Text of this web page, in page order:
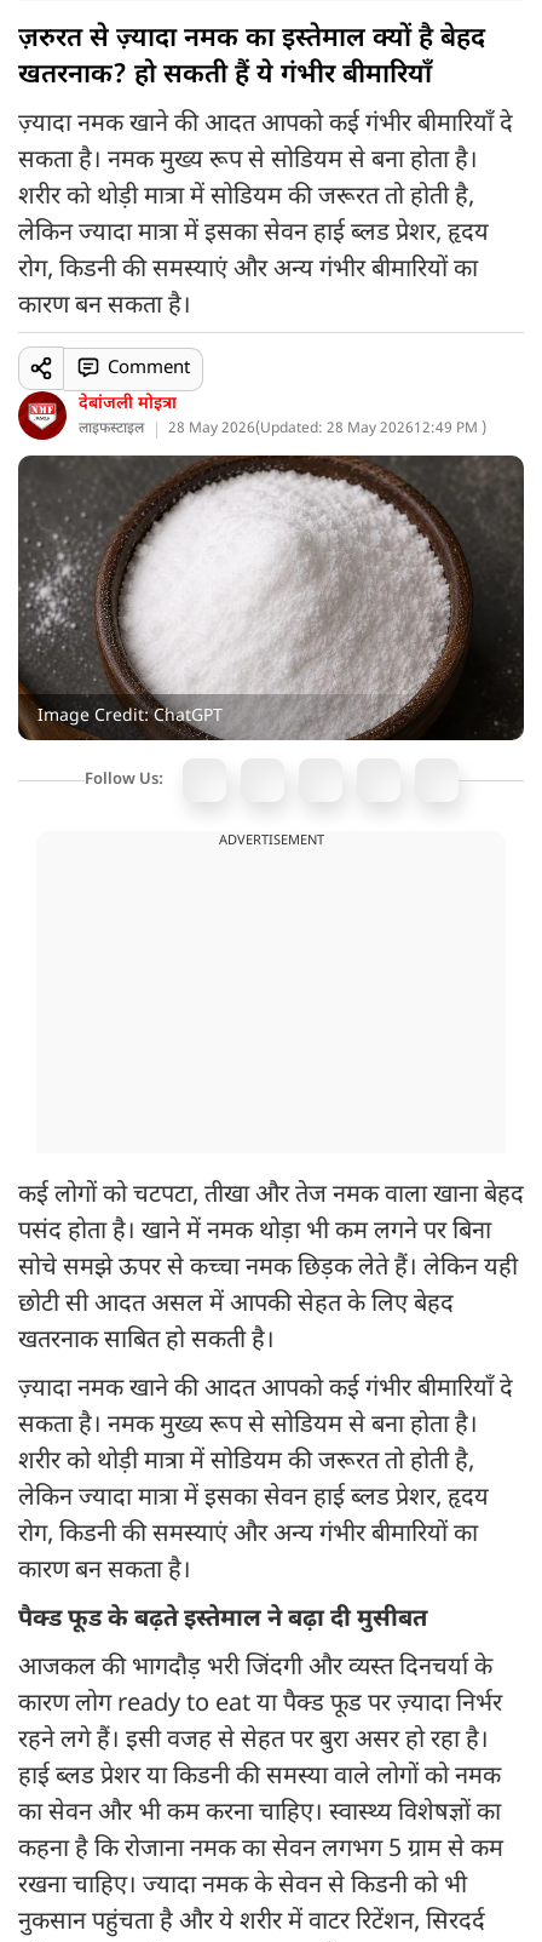
ज़रुरत से ज़्यादा नमक का इस्तेमाल क्यों है बेहद
खतरनाक? हो सकती हैं ये गंभीर बीमारियाँ
ज़्यादा नमक खाने की आदत आपको कई गंभीर बीमारियाँ दे
सकता है। नमक मुख्य रूप से सोडियम से बना होता है।
शरीर को थोड़ी मात्रा में सोडियम की जरूरत तो होती है,
लेकिन ज्यादा मात्रा में इसका सेवन हाई ब्लड प्रेशर, हृदय
रोग, किडनी की समस्याएं और अन्य गंभीर बीमारियों का
कारण बन सकता है।
देबांजली मोइत्रा
लाइफस्टाइल 28 May 2026(Updated: 28 May 202612:49 PM )
Comment
Image Credit: ChatGPT
Follow Us:
ADVERTISEMENT
कई लोगों को चटपटा, तीखा और तेज नमक वाला खाना बेहद
पसंद होता है। खाने में नमक थोड़ा भी कम लगने पर बिना
सोचे समझे ऊपर से कच्चा नमक छिड़क लेते हैं। लेकिन यही
छोटी सी आदत असल में आपकी सेहत के लिए बेहद
खतरनाक साबित हो सकती है।
ज़्यादा नमक खाने की आदत आपको कई गंभीर बीमारियाँ दे
सकता है। नमक मुख्य रूप से सोडियम से बना होता है।
शरीर को थोड़ी मात्रा में सोडियम की जरूरत तो होती है,
लेकिन ज्यादा मात्रा में इसका सेवन हाई ब्लड प्रेशर, हृदय
रोग, किडनी की समस्याएं और अन्य गंभीर बीमारियों का
कारण बन सकता है।
पैक्ड फूड के बढ़ते इस्तेमाल ने बढ़ा दी मुसीबत
आजकल की भागदौड़ भरी जिंदगी और व्यस्त दिनचर्या के
कारण लोग ready to eat या पैक्ड फूड पर ज़्यादा निर्भर
रहने लगे हैं। इसी वजह से सेहत पर बुरा असर हो रहा है।
हाई ब्लड प्रेशर या किडनी की समस्या वाले लोगों को नमक
का सेवन और भी कम करना चाहिए। स्वास्थ्य विशेषज्ञों का
कहना है कि रोजाना नमक का सेवन लगभग 5 ग्राम से कम
रखना चाहिए। ज्यादा नमक के सेवन से किडनी को भी
नुकसान पहुंचता है और ये शरीर में वाटर रिटेंशन, सिरदर्द